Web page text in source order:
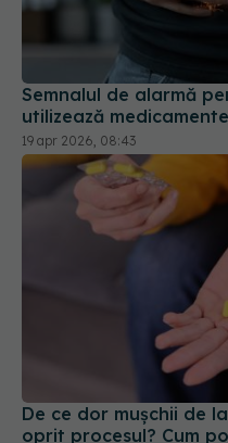
Semnalul de alarmă
utilizează
19 apr 2026, 08:43
De ce dor mușchii de
oprit procesul? Cum